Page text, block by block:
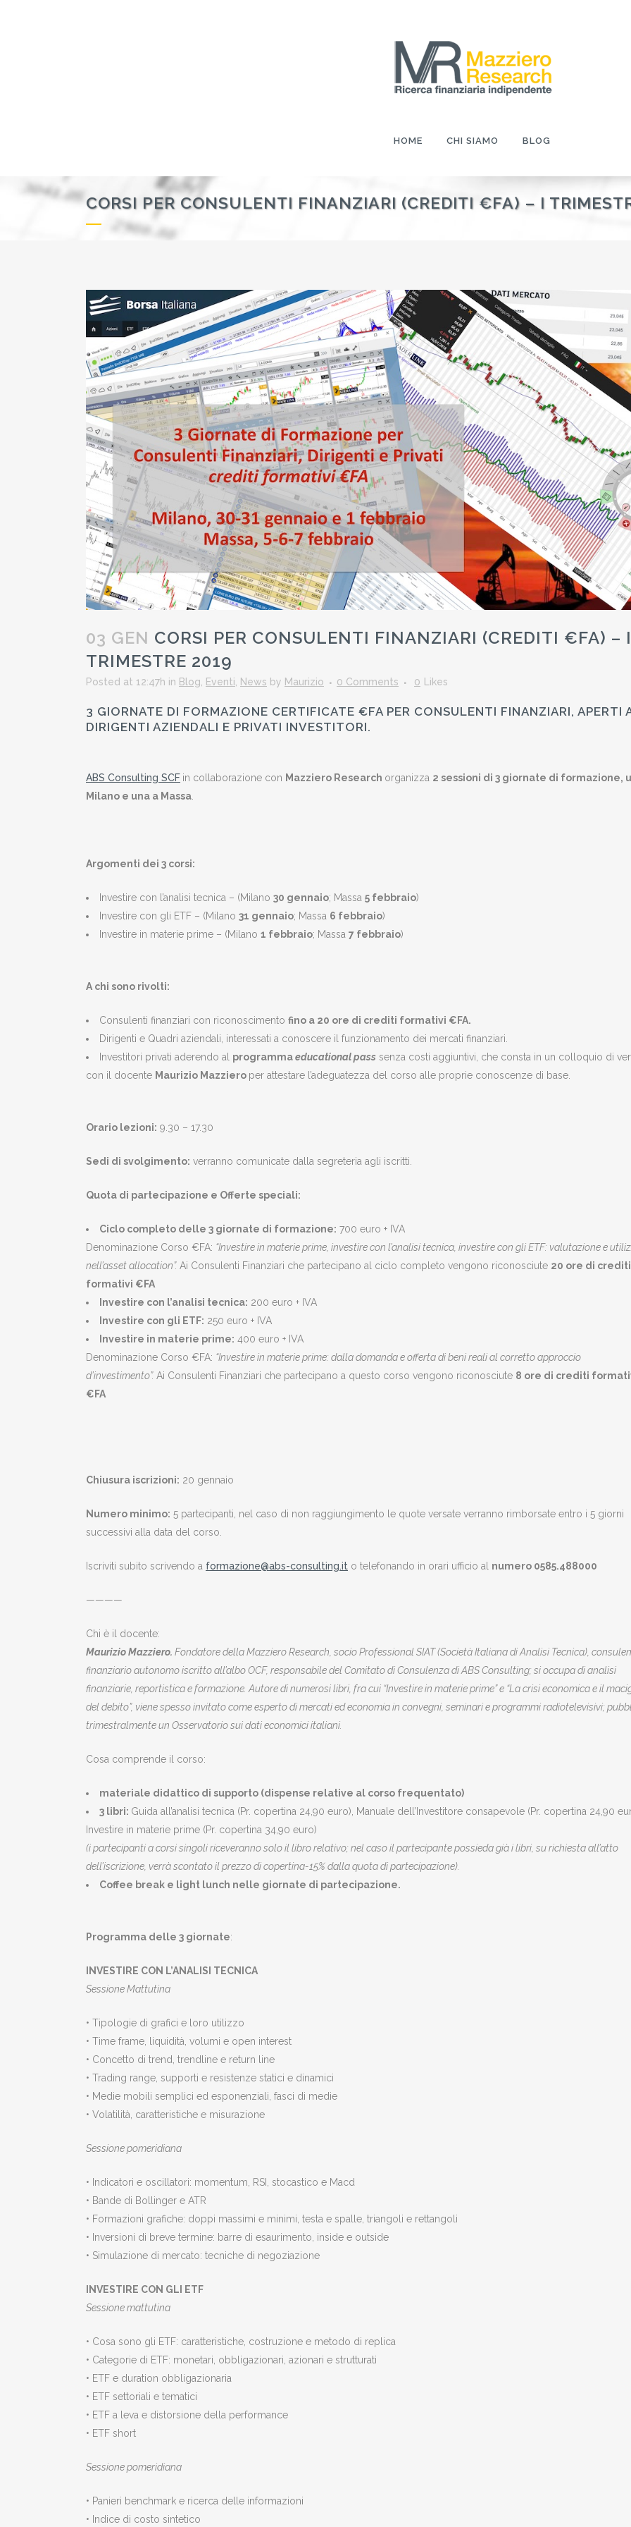
HOME CHI SIAMO BLOG
CORSI PER CONSULENTI FINANZIARI (CREDITI €FA) – I
03 GEN CORSI PER CONSULENTI FINANZIARI (CREDITI €FA) – I
TRIMESTRE 2019
Posted at 12:47h in Blog Eventi News by Maurizio 0 Comments 0 Likes
3 GIORNATE DI FORMAZIONE CERTIFICATE €FA PER CONSULENTI FINANZIARI, APERTI
DIRIGENTI AZIENDALI E PRIVATI INVESTITORI.
ABS Consulting SCF in collaborazione con Mazziero Research organizza 2 sessioni di 3 giornate di formazione,
Milano e una a Massa
Argomenti dei 3 corsi:
Investire con l’analisi tecnica – (Milano 30 gennaio; Massa 5 febbraio)
Investire con gli ETF – (Milano 31 gennaio; Massa 6 febbraio)
Investire in materie prime – (Milano 1 febbraio; Massa 7 febbraio)
A chi sono rivolti:
Consulenti finanziari con riconoscimento fino a 20 ore di crediti formativi €FA.
Dirigenti e Quadri aziendali, interessati a conoscere il funzionamento dei mercati finanziari.
Investitori privati aderendo al programmaeducational pass senza costi aggiuntivi, che consta in un colloquio di
con il docente Maurizio Mazziero per attestare l’adeguatezza del corso alle proprie conoscenze di base.
Orario lezioni: 9.30 – 17.30
Sedi di svolgimento: verranno comunicate dalla segreteria agli iscritti.
Quota di partecipazione e Offerte speciali:
Ciclo completo delle 3 giornate di formazione: 700 euro + IVA
Denominazione Corso €FA: “Investire in materie prime, investire con l’analisi tecnica, investire con gli ETF: valutazione e
nell’asset allocation”. Ai Consulenti Finanziari che partecipano al ciclo completo vengono riconosciute 20 ore di crediti
formativi €FA
Investire con l’analisi tecnica: 200 euro + IVA
Investire con gli ETF: 250 euro + IVA
Investire in materie prime: 400 euro + IVA
Denominazione Corso €FA: “Investire in materie prime: dalla domanda e offerta di beni reali al corretto approccio
d’investimento”. Ai Consulenti Finanziari che partecipano a questo corso vengono riconosciute 8 ore di crediti
€FA
Chiusura iscrizioni: 20 gennaio
Numero minimo: 5 partecipanti, nel caso di non raggiungimento le quote versate verranno rimborsate entro i 5 giorni
successivi alla data del corso.
Iscriviti subito scrivendo a formazione@abs-consulting.it o telefonando in orari ufficio al numero 0585.488000
————
Chi è il docente:
Maurizio Mazziero. Fondatore della Mazziero Research, socio Professional SIAT (Società Italiana di Analisi Tecnica),
finanziario autonomo iscritto all’albo OCF, responsabile del Comitato di Consulenza di ABS Consulting; si occupa di analisi
finanziarie, reportistica e formazione. Autore di numerosi libri, fra cui “Investire in materie prime” e “La crisi economica e il
del debito”, viene spesso invitato come esperto di mercati ed economia in convegni, seminari e programmi radiotelevisivi;
trimestralmente un Osservatorio sui dati economici italiani.
Cosa comprende il corso:
materiale didattico di supporto (dispense relative al corso frequentato)
3 libri: Guida all’analisi tecnica (Pr. copertina 24,90 euro), Manuale dell’Investitore consapevole (Pr. copertina 24,90
Investire in materie prime (Pr. copertina 34,90 euro)
(i partecipanti a corsi singoli riceveranno solo il libro relativo; nel caso il partecipante possieda già i libri, su richiesta all’atto
dell’iscrizione, verrà scontato il prezzo di copertina-15% dalla quota di partecipazione).
Coffee break e light lunch nelle giornate di partecipazione.
Programma delle 3 giornate:
INVESTIRE CON L’ANALISI TECNICA
Sessione Mattutina
• Tipologie di grafici e loro utilizzo
• Time frame, liquidità, volumi e open interest
• Concetto di trend, trendline e return line
• Trading range, supporti e resistenze statici e dinamici
• Medie mobili semplici ed esponenziali, fasci di medie
• Volatilità, caratteristiche e misurazione
Sessione pomeridiana
• Indicatori e oscillatori: momentum, RSI, stocastico e Macd
• Bande di Bollinger e ATR
• Formazioni grafiche: doppi massimi e minimi, testa e spalle, triangoli e rettangoli
• Inversioni di breve termine: barre di esaurimento, inside e outside
• Simulazione di mercato: tecniche di negoziazione
INVESTIRE CON GLI ETF
Sessione mattutina
• Cosa sono gli ETF: caratteristiche, costruzione e metodo di replica
• Categorie di ETF: monetari, obbligazionari, azionari e strutturati
• ETF e duration obbligazionaria
• ETF settoriali e tematici
• ETF a leva e distorsione della performance
• ETF short
Sessione pomeridiana
• Panieri benchmark e ricerca delle informazioni
• Indice di costo sintetico